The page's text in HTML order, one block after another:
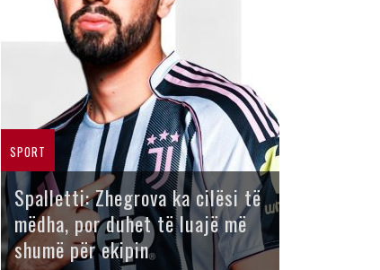
SPORT
Spalletti: Zhegrova ka cilësi të
mëdha, por duhet të luajë më
shumë për ekipin